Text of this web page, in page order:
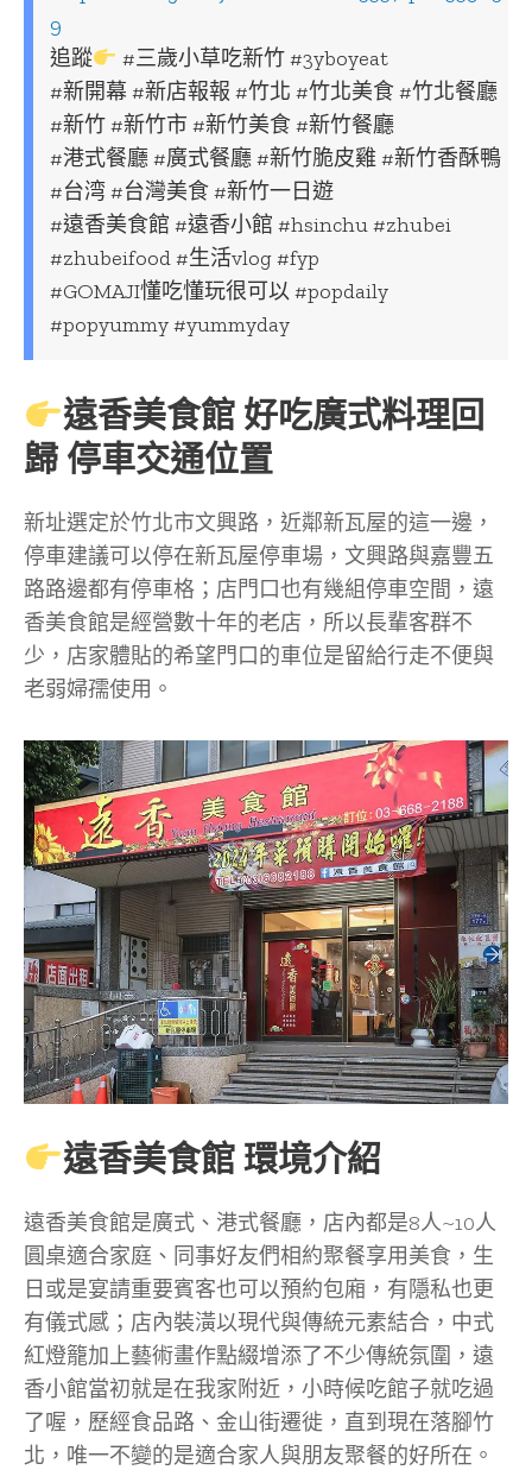
9
追蹤
#三歲小草吃新竹 #3yboyeat
#新開幕 #新店報報 #竹北 #竹北美食 #竹北餐廳
#新竹 #新竹市 #新竹美食 #新竹餐廳
#港式餐廳 #廣式餐廳 #新竹脆皮雞 #新竹香酥鴨
#台湾 #台灣美食 #新竹一日遊
#遠香美食館 #遠香小館 #hsinchu #zhubei
#zhubeifood #生活vlog #fyp
#GOMAJI懂吃懂玩很可以 #popdaily
#popyummy #yummyday
遠香美食館 好吃廣式料理回
歸 停車交通位置
新址選定於竹北市文興路，近鄰新瓦屋的這一邊，
停車建議可以停在新瓦屋停車場，文興路與嘉豐五
路路邊都有停車格；店門口也有幾組停車空間，遠
香美食館是經營數十年的老店，所以長輩客群不
少，店家體貼的希望門口的車位是留給行走不便與
老弱婦孺使用。
遠香美食館 環境介紹
遠香美食館是廣式、港式餐廳，店內都是8人~10人
圓桌適合家庭、同事好友們相約聚餐享用美食，生
日或是宴請重要賓客也可以預約包廂，有隱私也更
有儀式感；店內裝潢以現代與傳統元素結合，中式
紅燈籠加上藝術畫作點綴增添了不少傳統氛圍，遠
香小館當初就是在我家附近，小時候吃館子就吃過
了喔，歷經食品路、金山街遷徙，直到現在落腳竹
北，唯一不變的是適合家人與朋友聚餐的好所在。